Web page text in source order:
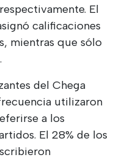
El
calificaciones
mientras que sólo
del Chega
utilizaron
a los
El 28% de los